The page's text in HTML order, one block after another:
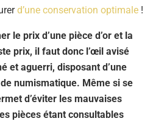
d’une conservation optimale !
le prix d’une pièce d’or et la
prix, il faut donc l’œil avisé
et aguerri, disposant d’une
numismatique. Même si se
d’éviter les mauvaises
pièces étant consultables